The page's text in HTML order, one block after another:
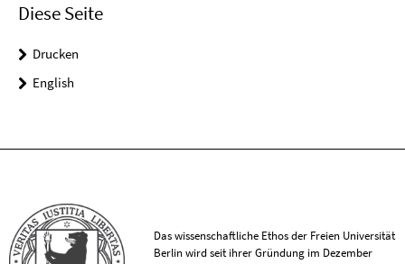
Diese Seite
Drucken
English
Das wissenschaftliche Ethos der Freien Universität
Berlin wird seit ihrer Gründung im Dezember